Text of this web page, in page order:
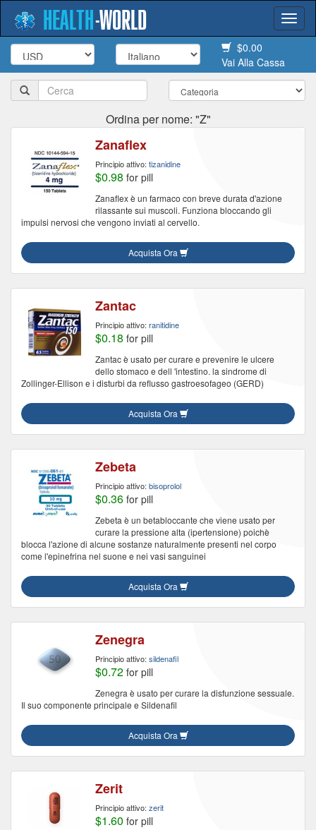
HEALTH-WORLD
$0.00
Vai Alla Cassa
Ordina per nome: "Z"
Zanaflex
Principio attivo: tizanidine
$0.98 for pill
Zanaflex è un farmaco con breve durata d'azione
rilassante sui muscoli. Funziona bloccando gli
impulsi nervosi che vengono inviati al cervello.
Acquista Ora
Zantac
Principio attivo: ranitidine
$0.18 for pill
Zantac è usato per curare e prevenire le ulcere
dello stomaco e dell 'intestino. la sindrome di
Zollinger-Ellison e i disturbi da reflusso gastroesofageo (GERD)
Acquista Ora
Zebeta
Principio attivo: bisoprolol
$0.36 for pill
Zebeta è un betabloccante che viene usato per
curare la pressione alta (ipertensione) poichè
blocca l'azione di alcune sostanze naturalmente presenti nel corpo
come l'epinefrina nel suone e nei vasi sanguinei
Acquista Ora
Zenegra
Principio attivo: sildenafil
$0.72 for pill
Zenegra è usato per curare la disfunzione sessuale.
Il suo componente principale e Sildenafil
Acquista Ora
Zerit
Principio attivo: zerit
$1.60 for pill